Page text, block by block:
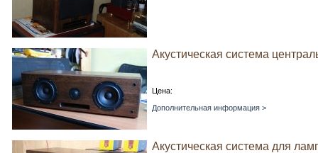
Акустическая система
Цена:
Дополнительная информация >
Акустическая система для